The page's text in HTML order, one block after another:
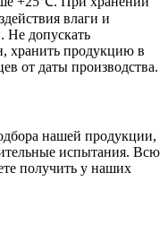
влаги и
Не допускать
хранить продукцию в
от даты производства.
нашей продукции,
испытания. Всю
получить у наших